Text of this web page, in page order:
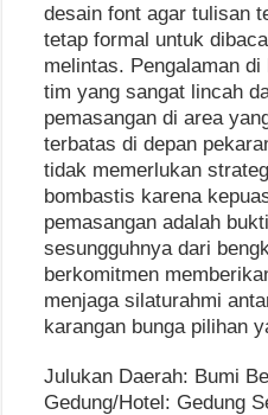
desain font agar tulisan
tetap formal untuk
melintas. Pengalaman
tim yang sangat lincah
pemasangan di area
terbatas di depan
tidak memerlukan
bombastis karena
pemasangan adalah
sesungguhnya dari
berkomitmen
menjaga silaturahmi
karangan bunga pilihan
Julukan Daerah: Bumi
Gedung/Hotel: Gedung